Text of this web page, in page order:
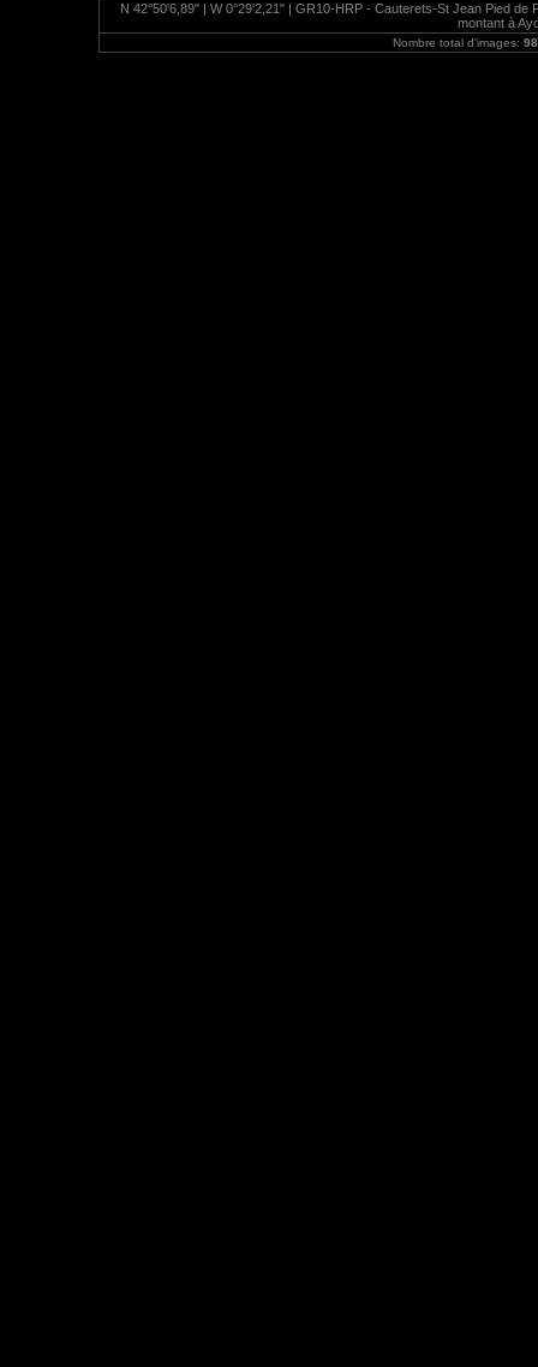
N 42°50'6,89" | W 0°29'2,21" | GR10-HRP - Cauterets-St Jean Pied
montant à
Nombre total d'images: 98